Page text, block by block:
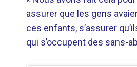
assurer que les gens
ces enfants, s’assurer
qui s’occupent des sans-